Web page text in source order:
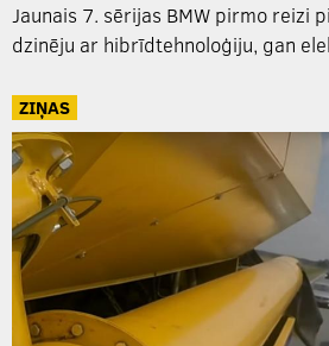
Jaunais 7. sērijas BMW pirmo reizi
dzinēju ar hibrīdtehnoloģiju, gan
ZIŅAS